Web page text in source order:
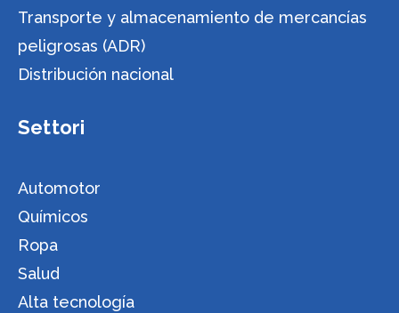
Transporte y almacenamiento de mercancías
peligrosas (ADR)
Distribución nacional
Settori
Automotor
Químicos
Ropa
Salud
Alta tecnología